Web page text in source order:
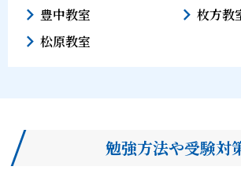
豊中教室
枚方教
松原教室
勉強方法や受験対